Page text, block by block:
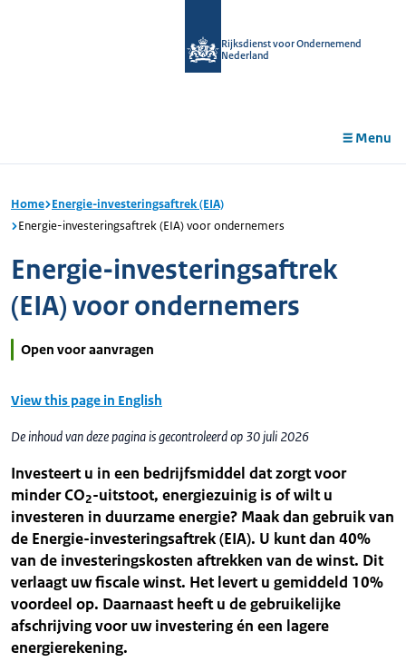
Rijksdienst voor Ondernemend
Nederland
Menu
Home Energie-investeringsaftrek (EIA)
Energie-investeringsaftrek (EIA) voor ondernemers
Energie-investeringsaftrek
(EIA) voor ondernemers
Open voor aanvragen
View this page in English
De inhoud van deze pagina is gecontroleerd op 30 juli 2026
Investeert u in een bedrijfsmiddel dat zorgt voor
minder CO2-uitstoot, energiezuinig is of wilt u
investeren in duurzame energie? Maak dan gebruik van
de Energie-investeringsaftrek (EIA). U kunt dan 40%
van de investeringskosten aftrekken van de winst. Dit
verlaagt uw fiscale winst. Het levert u gemiddeld 10%
voordeel op. Daarnaast heeft u de gebruikelijke
afschrijving voor uw investering én een lagere
energierekening.